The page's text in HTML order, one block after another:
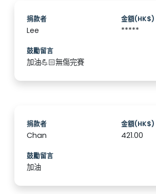
捐款者
Lee
金額(HK$)
*****
鼓勵留言
加油💪🏻無傷完賽
捐款者
Chan
金額(HK$)
421.00
鼓勵留言
加油